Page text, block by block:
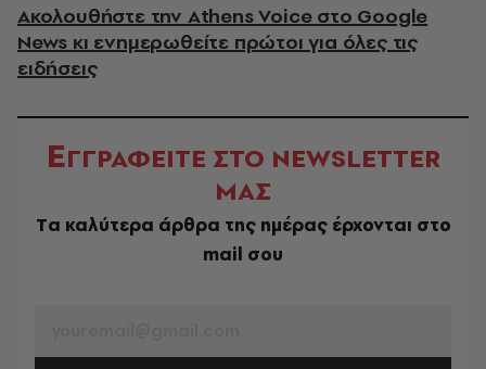
Ακολουθήστε την Athens Voice στο Google
News κι ενημερωθείτε πρώτοι για όλες τις
ειδήσεις
ΕΓΓΡΑΦΕΙΤΕ ΣΤΟ NEWSLETTER
ΜΑΣ
Tα καλύτερα άρθρα της ημέρας έρχονται στο
mail σου